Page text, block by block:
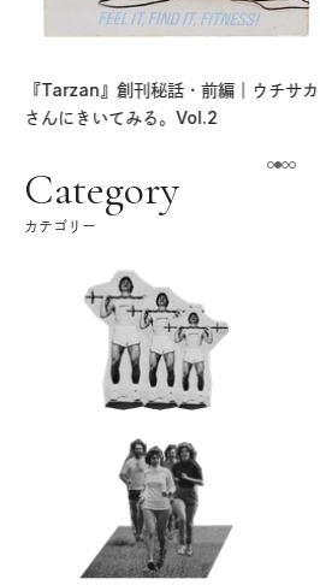
『Tarzan』創刊秘話・前編｜ウチサカ
さんにきいてみる。Vol.2
Category
カテゴリー